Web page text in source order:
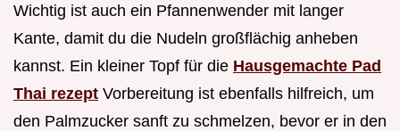
Wichtig ist auch ein Pfannenwender mit langer
Kante, damit du die Nudeln großflächig anheben
kannst. Ein kleiner Topf für die Hausgemachte Pad
Thai rezept Vorbereitung ist ebenfalls hilfreich, um
den Palmzucker sanft zu schmelzen, bevor er in den